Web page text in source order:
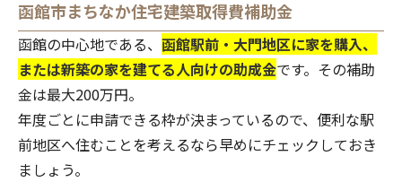
函館市まちなか住宅建築取得費補助金
函館の中心地である、 函館駅前・大門地区に家を購入、
または新築の家を建てる人向けの助成金です。その補助
金は最大200万円。
年度ごとに申請できる枠が決まっているので、便利な駅
前地区へ住むことを考えるなら早めにチェックしておき
ましょう。